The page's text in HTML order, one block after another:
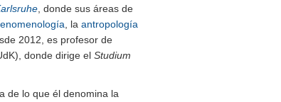
, donde sus áreas de
, la antropología
2012, es profesor de
donde dirige el Studium
de lo que él denomina la